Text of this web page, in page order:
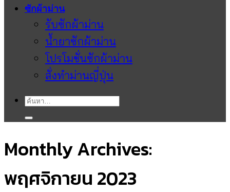
ซักผ้าม่าน
รับซักผ้าม่าน
น้ำยาซักผ้าม่าน
โปรโมชั่นซักผ้าม่าน
สั่งทำม่านญี่ปุ่น
ค้นหา:
Monthly Archives:
พฤศจิกายน 2023